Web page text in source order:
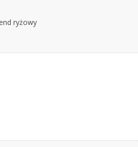
ryżowy